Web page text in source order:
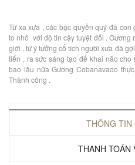
Từ xa xưa , các bậc quyền quý đã
to nhỏ với độ tin cậy tuyệt đối . Gương
giới . từ ý tưởng cổ tích người xưa đã
tiến , ra sức sáng tạo để khai não
bao lâu nữa Gương Cobanavado
Thành công .
THÔNG TIN
THANH TOÁN